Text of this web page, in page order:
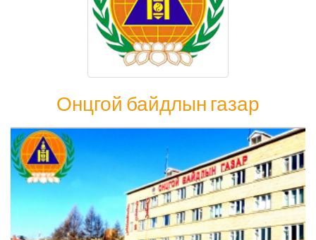
Онцгой байдлын газар
Онцгой байдлын газар